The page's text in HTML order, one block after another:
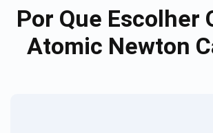
Por Que Escolher
Atomic Newton